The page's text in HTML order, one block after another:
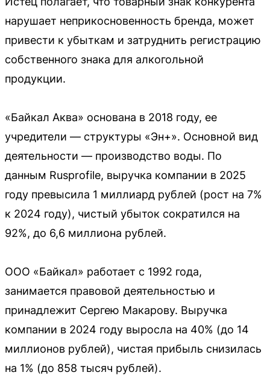
нарушает неприкосновенность бренда, может
привести к убыткам и затруднить регистрацию
собственного знака для алкогольной
продукции.
«Байкал Аква» основана в 2018 году, ее
учредители — структуры «Эн+». Основной вид
деятельности — производство воды. По
данным Rusprofile, выручка компании в 2025
году превысила 1 миллиард рублей (рост на 7%
к 2024 году), чистый убыток сократился на
92%, до 6,6 миллиона рублей.
ООО «Байкал» работает с 1992 года,
занимается правовой деятельностью и
принадлежит Сергею Макарову. Выручка
компании в 2024 году выросла на 40% (до 14
миллионов рублей), чистая прибыль снизилась
на 1% (до 858 тысяч рублей).